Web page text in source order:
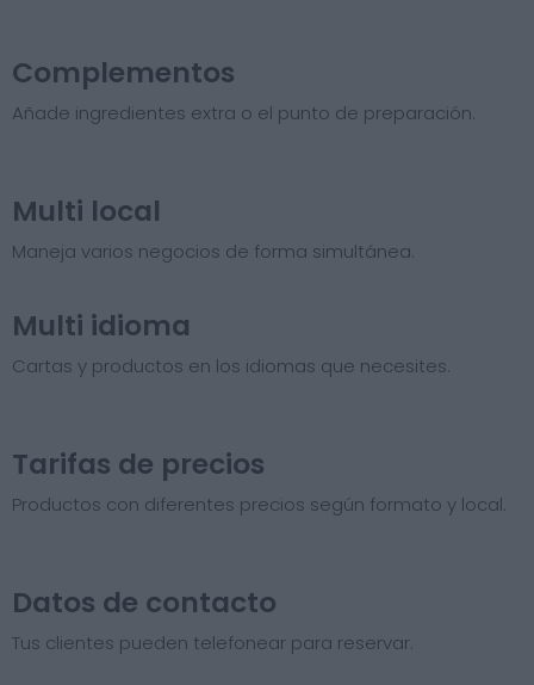
Complementos
Añade ingredientes extra o el punto de preparación.
Multi local
Maneja varios negocios de forma simultánea.
Multi idioma
Cartas y productos en los idiomas que necesites.
Tarifas de precios​
Productos con diferentes precios según formato y local.
Datos de contacto
Tus clientes pueden telefonear para reservar.